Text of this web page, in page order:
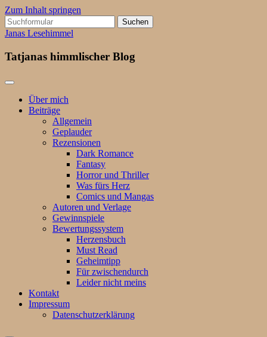
Zum Inhalt springen
Suchen
nach:
Janas Lesehimmel
Tatjanas himmlischer Blog
Über mich
Beiträge
Allgemein
Geplauder
Rezensionen
Dark Romance
Fantasy
Horror und Thriller
Was fürs Herz
Comics und Mangas
Autoren und Verlage
Gewinnspiele
Bewertungssystem
Herzensbuch
Must Read
Geheimtipp
Für zwischendurch
Leider nicht meins
Kontakt
Impressum
Datenschutzerklärung